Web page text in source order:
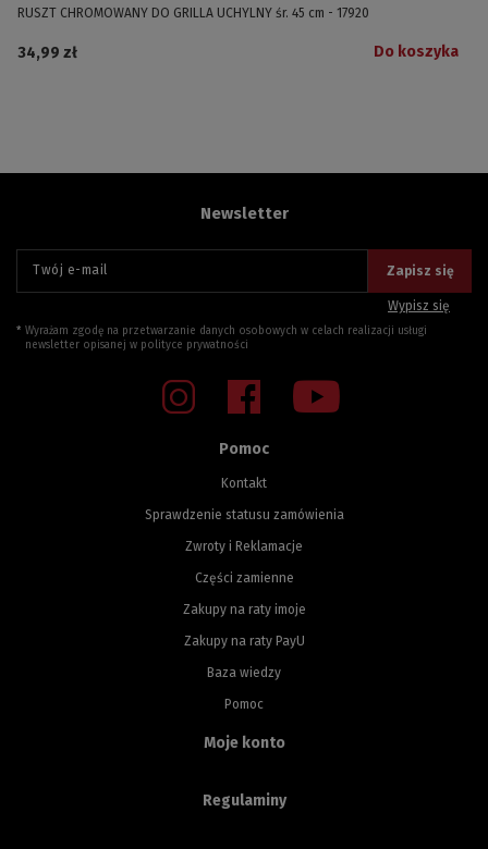
RUSZT CHROMOWANY DO GRILLA UCHYLNY śr. 45 cm - 17920
34,99 zł Do koszyka
Pomoc
Kontakt
Sprawdzenie statusu zamówienia
Zwroty i Reklamacje
Części zamienne
Zakupy na raty imoje
Zakupy na raty PayU
Baza wiedzy
Pomoc
Moje konto
Regulaminy
Newsletter
Twój e-mail Zapisz się
Wypisz się
Wyrażam zgodę na przetwarzanie danych osobowych w celach realizacji usługi
newsletter opisanej w polityce prywatności